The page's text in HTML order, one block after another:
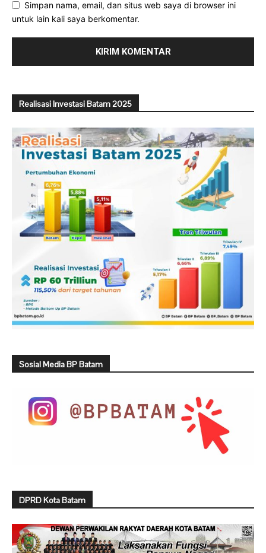
Simpan nama, email, dan situs web saya di browser ini
untuk lain kali saya berkomentar.
Realisasi Investasi Batam 2025
Sosial Media BP Batam
DPRD Kota Batam